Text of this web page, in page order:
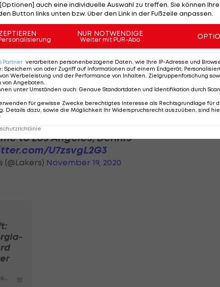
Lakers schon länger Fans des Deutschen. "Sie
für ihn getradet. Sie haben schon eine ganze Weile
vor allem im Aufbauspiel entlasten - dies wird dem
Spiel und wollte schon seit längerem mit ihm
sie wollten schon viel früher für Schröder
to Los Angeles, Dennis
U7zsvgL2G3
(@Lakers) November 19, 2020
auch eine individuelle Auswahl zu treffen. Sie können
Button links unten bzw. über den Link in der Fußzeile anpassen.
NUR NOTWENDIGE
Weiter mit PUR-Abo
Partner verarbeiten personenbezogene Daten, wie Ihre IP-Adresse und
: Speichern von oder Zugriff auf Informationen auf einem Endgerät;
Werbeleistung und der Performance von Inhalten, Zielgruppenforschung
von Angeboten.
unter Umständen auch: Genaue Standortdaten und Identifikation durch
für gewisse Zwecke berechtigtes Interesse als Rechtsgrundlage für
Details dazu, sowie die Möglichkeit Ihr Widerspruchsrecht auszuüben, sind